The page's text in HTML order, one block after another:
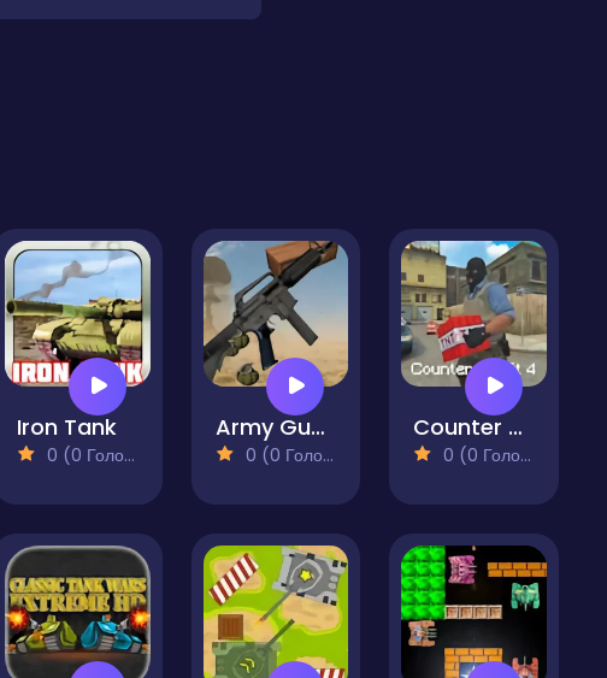
Iron Tank
0 (0 Голосів)
Army Guns Collector
0 (0 Голосів)
Counter Craft 4
0 (0 Голосів)